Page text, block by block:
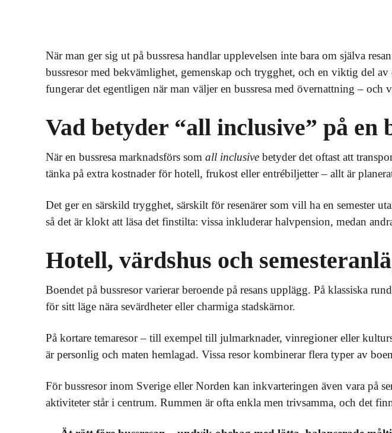
När man ger sig ut på bussresa handlar upplevelsen inte bara om själva
bussresor med bekvämlighet, gemenskap och trygghet, och en viktig del
fungerar det egentligen när man väljer en bussresa med övernattning – och
Vad betyder “all inclusive” på en
När en bussresa marknadsförs som all inclusive betyder det oftast att
tänka på extra kostnader för hotell, frukost eller entrébiljetter – allt är
Det ger en särskild trygghet, särskilt för resenärer som vill ha en semester
så det är klokt att läsa det finstilta: vissa inkluderar halvpension, medan
Hotell, värdshus och
Boendet på bussresor varierar beroende på resans upplägg. På klassiska
för sitt läge nära sevärdheter eller charmiga stadskärnor.
På kortare temaresor – till exempel till julmarknader, vinregioner eller
är personlig och maten hemlagad. Vissa resor kombinerar flera typer av
För bussresor inom Sverige eller Norden kan inkvarteringen även vara på
aktiviteter står i centrum. Rummen är ofta enkla men trivsamma, och det